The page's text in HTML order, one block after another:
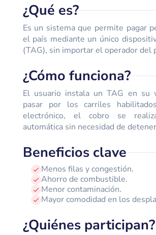
¿Qué es?
Es un sistema que permite pagar
el país mediante un único
(TAG), sin importar el operador del
¿Cómo funciona?
El usuario instala un TAG en su
pasar por los carriles
electrónico, el cobro se
automática sin necesidad de
Beneficios clave
Menos filas y congestión.
Ahorro de combustible.
Menor contaminación.
Mayor comodidad en los
¿Quiénes participan?